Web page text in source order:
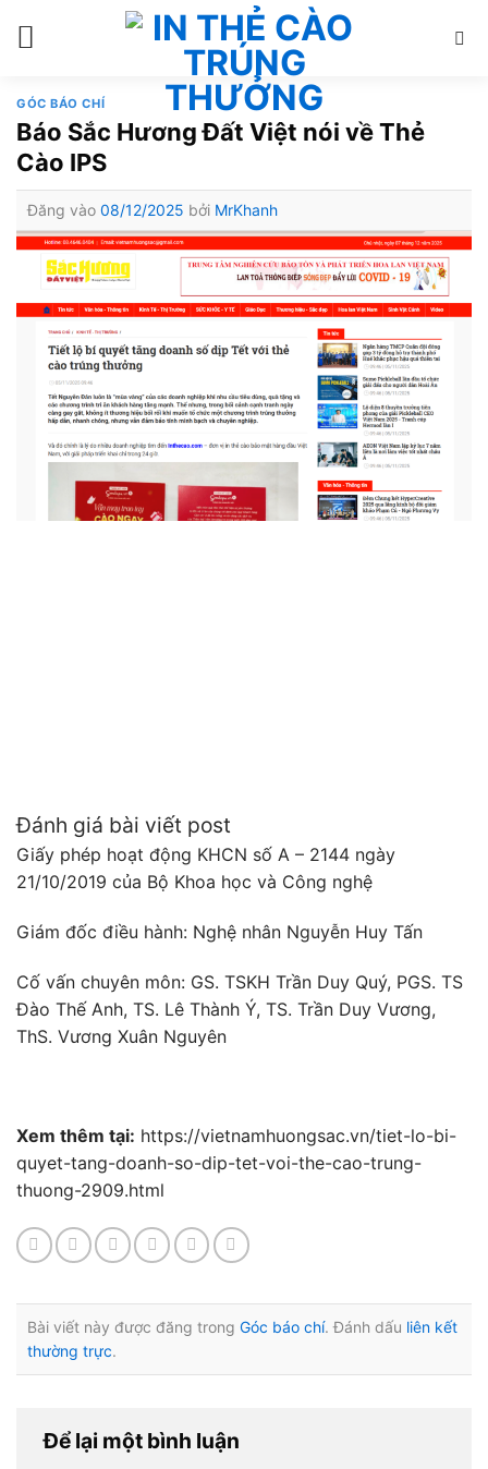
dung
GÓC BÁO CHÍ
Báo Sắc Hương Đất Việt nói về Thẻ
Cào IPS
Đăng vào 08/12/2025 bởi MrKhanh
Đánh giá bài viết post
Giấy phép hoạt động KHCN số A – 2144 ngày
21/10/2019 của Bộ Khoa học và Công nghệ
Giám đốc điều hành: Nghệ nhân Nguyễn Huy Tấn
Cố vấn chuyên môn: GS. TSKH Trần Duy Quý, PGS. TS
Đào Thế Anh, TS. Lê Thành Ý, TS. Trần Duy Vương,
ThS. Vương Xuân Nguyên
Xem thêm tại: https://vietnamhuongsac.vn/tiet-lo-bi-
quyet-tang-doanh-so-dip-tet-voi-the-cao-trung-
thuong-2909.html
Bài viết này được đăng trong Góc báo chí. Đánh dấu liên kết
thường trực.
Để lại một bình luận